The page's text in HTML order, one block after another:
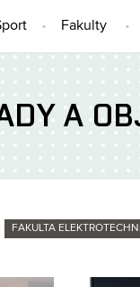
Fakulty
A
FAKULTA